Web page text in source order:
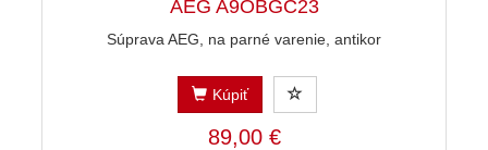
AEG A9OBGC23
Súprava AEG, na parné varenie, antikor
Kúpiť
89,00 €